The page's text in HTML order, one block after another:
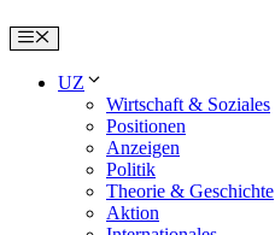
Menu
UZ
Wirtschaft & Soziales
Positionen
Anzeigen
Politik
Theorie & Geschichte
Aktion